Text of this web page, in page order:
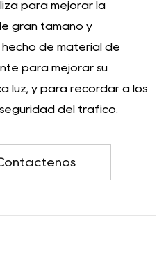
para mejorar la
gran tamaño y
de material de
para mejorar su
luz, y para recordar a los
del tráfico.